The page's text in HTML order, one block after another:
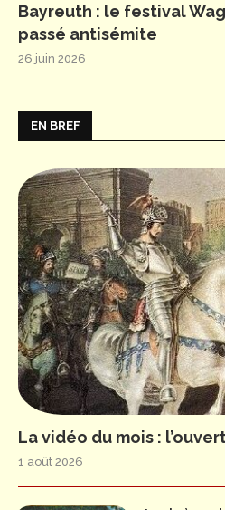
Bayreuth : le festival
passé antisémite
26 juin 2026
EN BREF
La vidéo du mois :
1 août 2026